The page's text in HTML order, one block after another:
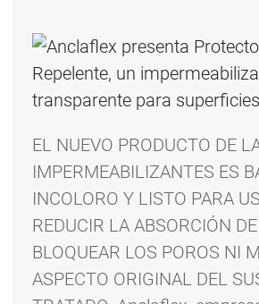
EL NUEVO PRODUCTO DE
IMPERMEABILIZANTES ES
INCOLORO Y LISTO PARA
REDUCIR LA ABSORCIÓN
BLOQUEAR LOS POROS NI
ASPECTO ORIGINAL DEL